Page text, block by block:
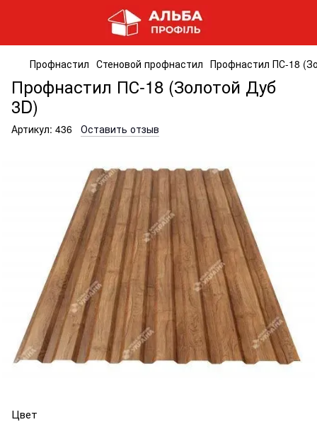
Профнастил Стеновой профнастил Профнастил ПС-18
Профнастил ПС-18 (Золотой Дуб
3D)
Артикул: 436 Оставить отзыв
Цвет